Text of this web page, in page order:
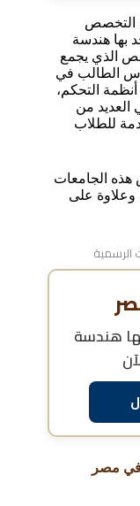
المصرية
هندسة
التخصص
بها هندسة
الذي يجمع
الطالب في
التحكم،
العديد من
للطلاب
الجامعات
على
هندسة
في مصر